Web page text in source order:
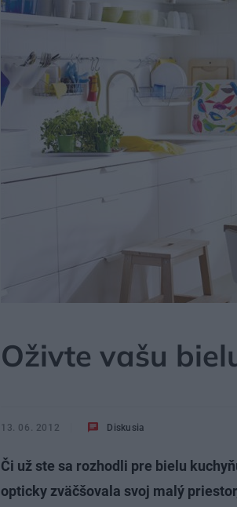
Oživte vašu
13. 06. 2012 Diskusia
Či už ste sa rozhodli pre bielu
opticky zväčšovala svoj malý